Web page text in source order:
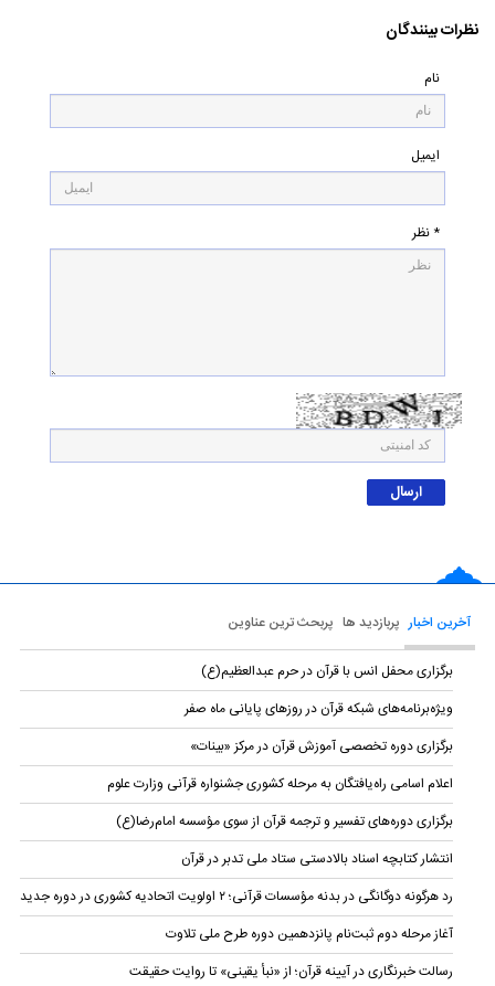
نظرات بینندگان
نام
ایمیل
* نظر
آخرین اخبار پربازدید ها پربحث ترین عناوین
برگزاری محفل انس با قرآن در حرم عبدالعظیم(ع)
ویژه‌برنامه‌های شبکه قرآن در روزهای پایانی ماه صفر
برگزاری دوره تخصصی آموزش قرآن در مرکز «بینات»
اعلام اسامی راه‌یافتگان به مرحله کشوری جشنواره قرآنی وزارت علوم
برگزاری دوره‌های تفسیر و ترجمه قرآن از سوی مؤسسه امام‌رضا(ع)
انتشار کتابچه اسناد بالادستی ستاد ملی تدبر در قرآن
رد هرگونه دوگانگی در بدنه مؤسسات قرآنی؛ ۲ اولویت اتحادیه کشوری در دوره جدید
آغاز مرحله دوم ثبت‌نام‌ پانزدهمین دوره طرح ملی تلاوت
رسالت خبرنگاری در آیینه قرآن؛ از «نبأ یقینی» تا روایت حقیقت